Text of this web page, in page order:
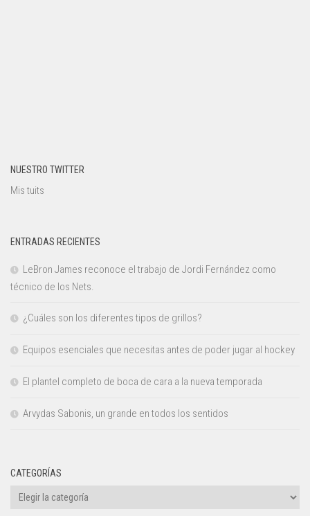
NUESTRO TWITTER
Mis tuits
ENTRADAS RECIENTES
LeBron James reconoce el trabajo de Jordi Fernández como
técnico de los Nets.
¿Cuáles son los diferentes tipos de grillos?
Equipos esenciales que necesitas antes de poder jugar al hockey
El plantel completo de boca de cara a la nueva temporada
Arvydas Sabonis, un grande en todos los sentidos
CATEGORÍAS
Categorías